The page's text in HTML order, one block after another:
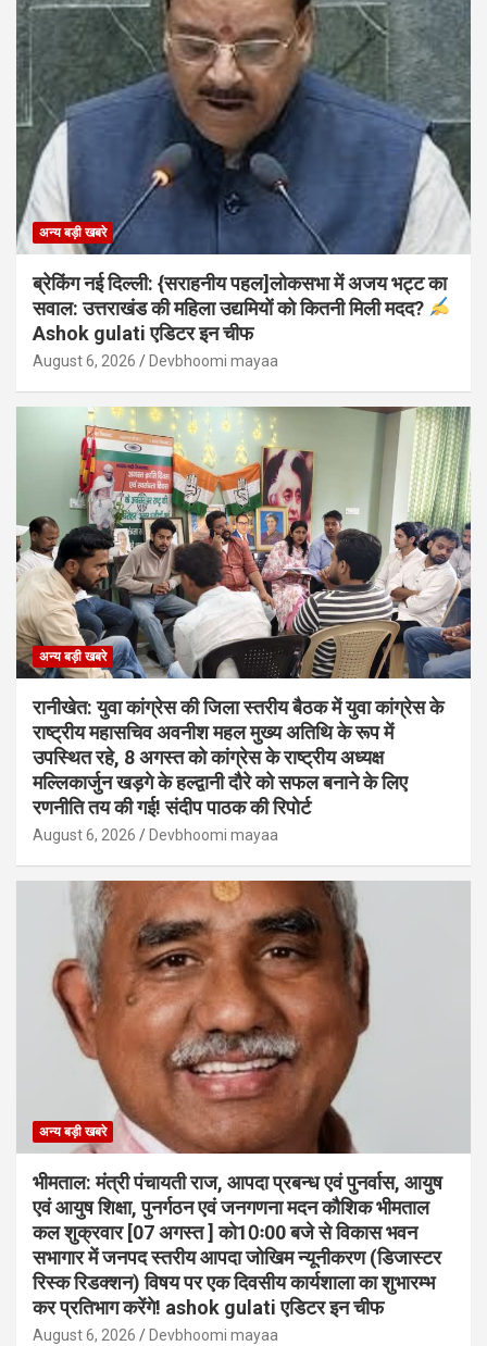
अन्य बड़ी खबरे
ब्रेकिंग नई दिल्ली: {सराहनीय पहल]लोकसभा में अजय भट्ट का
सवाल: उत्तराखंड की महिला उद्यमियों को कितनी मिली मदद?
Ashok gulati एडिटर इन चीफ
August 6, 2026 Devbhoomi mayaa
अन्य बड़ी खबरे
रानीखेत: युवा कांग्रेस की जिला स्तरीय बैठक में युवा कांग्रेस के
राष्ट्रीय महासचिव अवनीश महल मुख्य अतिथि के रूप में
उपस्थित रहे, 8 अगस्त को कांग्रेस के राष्ट्रीय अध्यक्ष
मल्लिकार्जुन खड़गे के हल्द्वानी दौरे को सफल बनाने के लिए
रणनीति तय की गई! संदीप पाठक की रिपोर्ट
August 6, 2026 Devbhoomi mayaa
अन्य बड़ी खबरे
भीमताल: मंत्री पंचायती राज, आपदा प्रबन्ध एवं पुनर्वास, आयुष
एवं आयुष शिक्षा, पुनर्गठन एवं जनगणना मदन कौशिक भीमताल
कल शुक्रवार [07 अगस्त ] को10ः00 बजे से विकास भवन
सभागार में जनपद स्तरीय आपदा जोखिम न्यूनीकरण (डिजास्टर
रिस्क रिडक्शन) विषय पर एक दिवसीय कार्यशाला का शुभारम्भ
कर प्रतिभाग करेंगे! ashok gulati एडिटर इन चीफ
August 6, 2026 Devbhoomi mayaa